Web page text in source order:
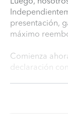
presentación,
máximo
Comienza
declaración